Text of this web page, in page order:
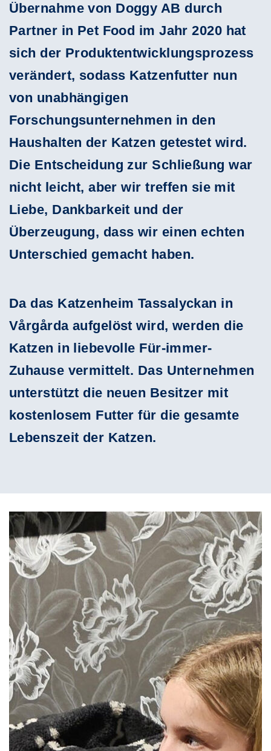
Übernahme von Doggy AB durch
Partner in Pet Food im Jahr 2020 hat
sich der Produktentwicklungsprozess
verändert, sodass Katzenfutter nun
von unabhängigen
Forschungsunternehmen in den
Haushalten der Katzen getestet wird.
Die Entscheidung zur Schließung war
nicht leicht, aber wir treffen sie mit
Liebe, Dankbarkeit und der
Überzeugung, dass wir einen echten
Unterschied gemacht haben.
Da das Katzenheim Tassalyckan in
Vårgårda aufgelöst wird, werden die
Katzen in liebevolle Für-immer-
Zuhause vermittelt. Das Unternehmen
unterstützt die neuen Besitzer mit
kostenlosem Futter für die gesamte
Lebenszeit der Katzen.